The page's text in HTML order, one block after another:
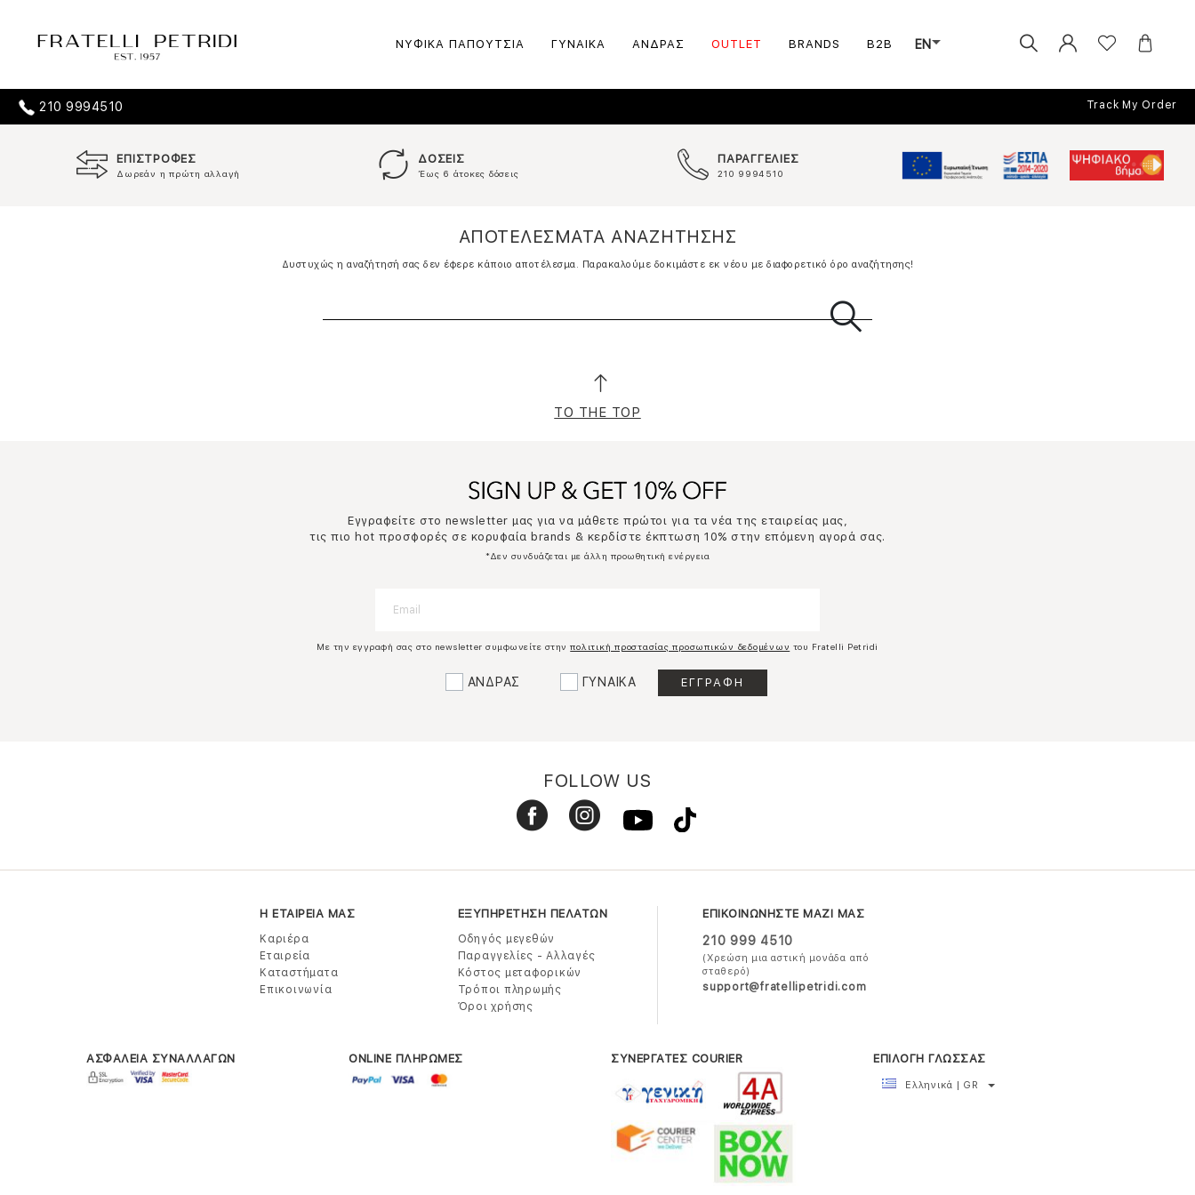
ΝΥΦΙΚΑ ΠΑΠΟΥΤΣΙΑ ΓΥΝΑΙΚΑ ΑΝΔΡΑΣ OUTLET BRANDS B2B EN
210 9994510 Track My Order
ΕΠΙΣΤΡΟΦΕΣ
Δωρεάν η πρώτη αλλαγή
ΔΟΣΕΙΣ
Έως 6 άτοκες δόσεις
ΠΑΡΑΓΓΕΛΙΕΣ
210 9994510
ΑΠΟΤΕΛΕΣΜΑΤΑ ΑΝΑΖΗΤΗΣΗΣ
Δυστυχώς η αναζήτησή σας δεν έφερε κάποιο αποτέλεσμα. Παρακαλούμε δοκιμάστε εκ νέου με διαφορετικό όρο αναζήτησης!
TO THE TOP
Εγγραφείτε στο newsletter μας για να μάθετε πρώτοι για τα νέα της εταιρείας μας,
τις πιο hot προσφορές σε κορυφαία brands & κερδίστε έκπτωση 10% στην επόμενη αγορά σας.
*Δεν συνδυάζεται με άλλη προωθητική ενέργεια
Με την εγγραφή σας στο newsletter συμφωνείτε στηνπολιτική προστασίας προσωπικών δεδομένων του Fratelli Petridi
ΑΝΔΡΑΣ ΓΥΝΑΙΚΑ
FOLLOW US
Η ΕΤΑΙΡΕΙΑ ΜΑΣ
Καριέρα
Εταιρεία
Καταστήματα
Επικοινωνία
ΕΞΥΠΗΡΕΤΗΣΗ ΠΕΛΑΤΩΝ
Οδηγός μεγεθών
Παραγγελίες - Αλλαγές
Κόστος μεταφορικών
Τρόποι πληρωμής
Όροι χρήσης
ΕΠΙΚΟΙΝΩΝΗΣΤΕ ΜΑΖΙ ΜΑΣ
210 999 4510
(Χρεώση μια αστική μονάδα από
σταθερό)
support@fratellipetridi.com
ΑΣΦΑΛΕΙΑ ΣΥΝΑΛΛΑΓΩΝ ONLINE ΠΛΗΡΩΜΕΣ ΣΥΝΕΡΓΑΤΕΣ COURIER ΕΠΙΛΟΓΗ ΓΛΩΣΣΑΣ
Ελληνικά | GR